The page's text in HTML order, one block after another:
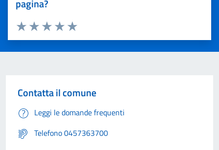
pagina?
Valuta 5 stelle su 5
Valuta 4 stelle su 5
Valuta 3 stelle su 5
Valuta 2 stelle su 5
Valuta 1 stelle su 5
Contatta il comune
Leggi le domande frequenti
Telefono 0457363700